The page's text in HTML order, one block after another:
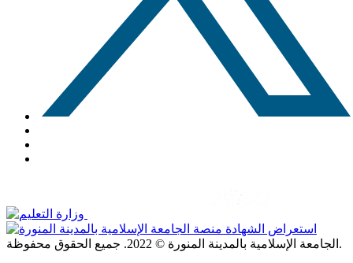
الجامعة الإسلامية بالمدينة المنورة © 2022 . جميع الحقوق محفوظة.